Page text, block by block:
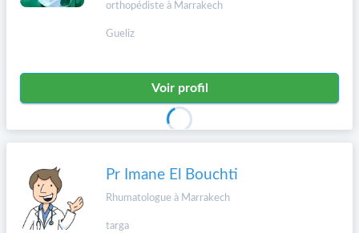
orthopédiste à Marrakech
Gueliz
Voir profil
Pr Imane El Bouchti
Rhumatologue à Marrakech
targa